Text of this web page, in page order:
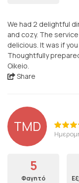
We had 2 delightful
and cozy. The
delicious. It was if
Thoughtfully
Oikeio.
Share
TMD
5
Φαγητό